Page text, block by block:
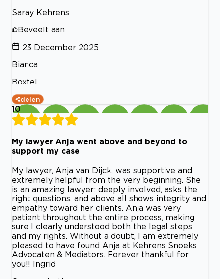
Saray Kehrens
Beveelt aan
23 December 2025
Bianca
Boxtel
delen
10
My lawyer Anja went above and beyond to
support my case
My lawyer, Anja van Dijck, was supportive and
extremely helpful from the very beginning. She
is an amazing lawyer: deeply involved, asks the
right questions, and above all shows integrity and
empathy toward her clients. Anja was very
patient throughout the entire process, making
sure I clearly understood both the legal steps
and my rights. Without a doubt, I am extremely
pleased to have found Anja at Kehrens Snoeks
Advocaten & Mediators. Forever thankful for
you!! Ingrid